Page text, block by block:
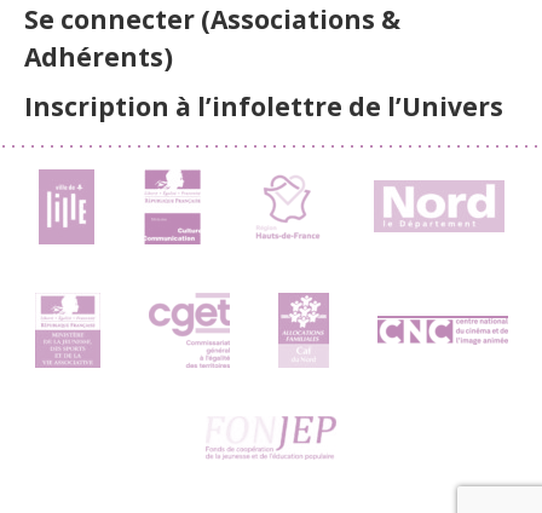
Se connecter (Associations &
Adhérents)
Inscription à l’infolettre de l’Univers